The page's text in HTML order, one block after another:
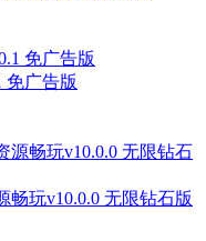
免广告版
玩v10.0.0 无限钻石版